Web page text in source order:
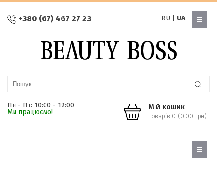
+380 (67) 467 27 23 RU UA
Пн - Пт: 10:00 - 19:00
Ми працюємо!
Мій кошик
Товарів 0 (0.00 грн)